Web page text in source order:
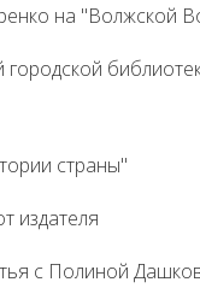
на "Волжской
страны"
издателя
с Полиной